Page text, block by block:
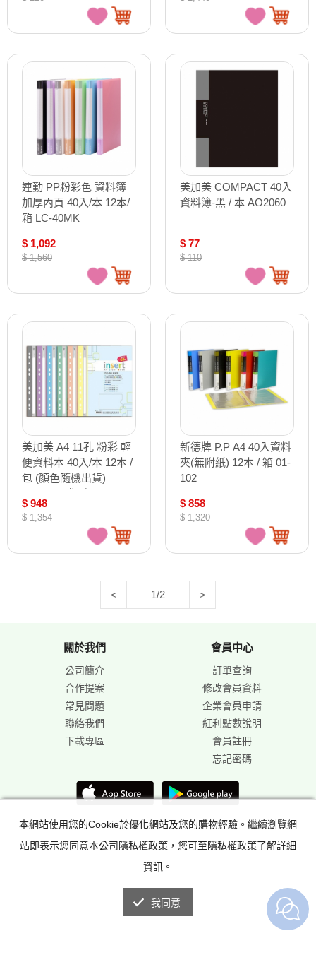
連勤 PP粉彩色 資料簿
加厚內頁 40入/本 12本/
箱 LC-40MK
$ 1,092
$ 1,560
美加美 COMPACT 40入
資料簿-黑 / 本 AO2060
$ 77
$ 110
美加美 A4 11孔 粉彩 輕
便資料本 40入/本 12本 /
包 (顏色隨機出貨)
號:AO2093)
$ 948
$ 1,354
新德牌 P.P A4 40入資料
夾(無附紙) 12本 / 箱 01-
102
$ 858
$ 1,320
< 1/2 >
關於我們
公司簡介
合作提案
常見問題
聯絡我們
下載專區
會員中心
訂單查詢
修改會員資料
企業會員申請
紅利點數說明
會員註冊
忘記密碼
本網站使用您的Cookie於優化網站及您的購物經驗。繼續瀏覽網
站即表示您同意本公司隱私權政策，您可至隱私權政策了解詳細
資訊。
我同意